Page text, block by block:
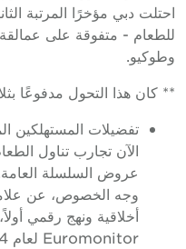
احتلت دبي مؤخرًا المرتبة
للطعام - متفوقة على
وطوكيو.
** كان هذا التحول مدفوعًا
تفضيلات المستهلكين
الآن تجارب تناول
وجه الخصوص، عن
أخلاقية ونهج رقمي